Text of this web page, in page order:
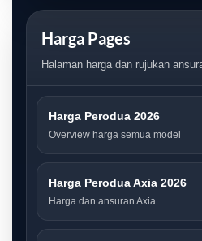
Harga Pages
Halaman harga dan rujukan
Harga Perodua 2026
Overview harga semua model
Harga Perodua Axia 2026
Harga dan ansuran Axia